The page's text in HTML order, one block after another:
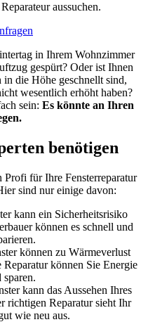
aussuchen.
in Ihrem Wohnzimmer
gespürt? Oder ist Ihnen
in die Höhe geschnellt sind,
wesentlich erhöht haben?
sein: Es könnte an Ihren
benötigen
für Ihre Fensterreparatur
sind nur einige davon:
kann ein Sicherheitsrisiko
können es schnell und
können zu Wärmeverlust
können Sie Energie
kann das Aussehen Ihres
richtigen Reparatur sieht Ihr
wie neu aus.